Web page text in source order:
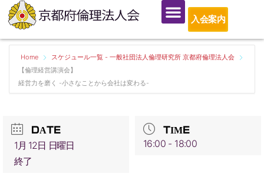
入会案内
Home
スケジュール一覧 - 一般社団法人倫理研究所 京都府倫理法人会
【倫理経営講演会】
経営力を磨く -小さなことから会社は変わる-
DATE
1月 12日 日曜日
終了
TIME
16:00 - 18:00